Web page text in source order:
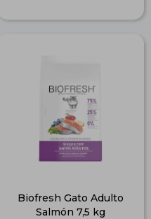
Biofresh Gato Adulto
Salmón 7,5 kg